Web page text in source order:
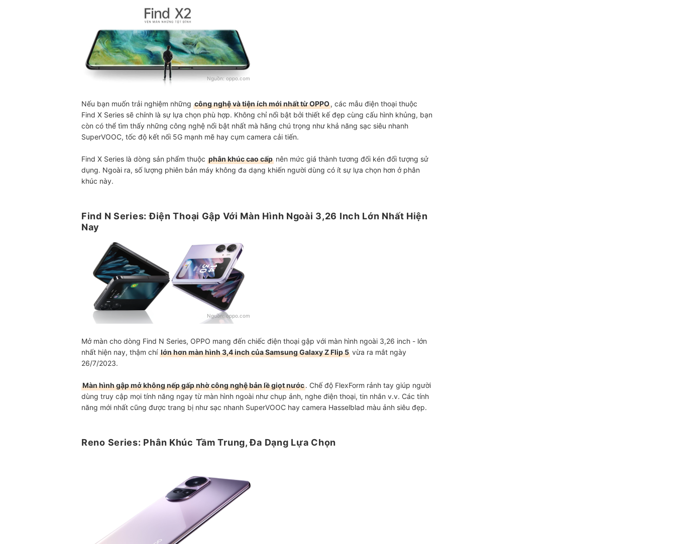
Nguồn:oppo.com
Nếu bạn muốn trải nghiệm những công nghệ và tiện ích mới nhất từ OPPO, các mẫu điện thoại thuộc
Find X Series sẽ chính là sự lựa chọn phù hợp. Không chỉ nổi bật bởi thiết kế đẹp cùng cấu hình khủng, bạn
còn có thể tìm thấy những công nghệ nổi bật nhất mà hãng chú trọng như khả năng sạc siêu nhanh
SuperVOOC, tốc độ kết nối 5G mạnh mẽ hay cụm camera cải tiến.
Find X Series là dòng sản phẩm thuộc phân khúc cao cấp nên mức giá thành tương đối kén đối tượng sử
dụng. Ngoài ra, số lượng phiên bản máy không đa dạng khiến người dùng có ít sự lựa chọn hơn ở phân
khúc này.
Find N Series: Điện Thoại Gập Với Màn Hình Ngoài 3,26 Inch Lớn Nhất Hiện
Nay
Nguồn:oppo.com
Mở màn cho dòng Find N Series, OPPO mang đến chiếc điện thoại gập với màn hình ngoài 3,26 inch - lớn
nhất hiện nay, thậm chí lớn hơn màn hình 3,4 inch của Samsung Galaxy Z Flip 5 vừa ra mắt ngày
26/7/2023.
Màn hình gập mở không nếp gấp nhờ công nghệ bản lề giọt nước. Chế độ FlexForm rảnh tay giúp người
dùng truy cập mọi tính năng ngay từ màn hình ngoài như chụp ảnh, nghe điện thoại, tin nhắn v.v. Các tính
năng mới nhất cũng được trang bị như sạc nhanh SuperVOOC hay camera Hasselblad màu ảnh siêu đẹp.
Reno Series: Phân Khúc Tầm Trung, Đa Dạng Lựa Chọn